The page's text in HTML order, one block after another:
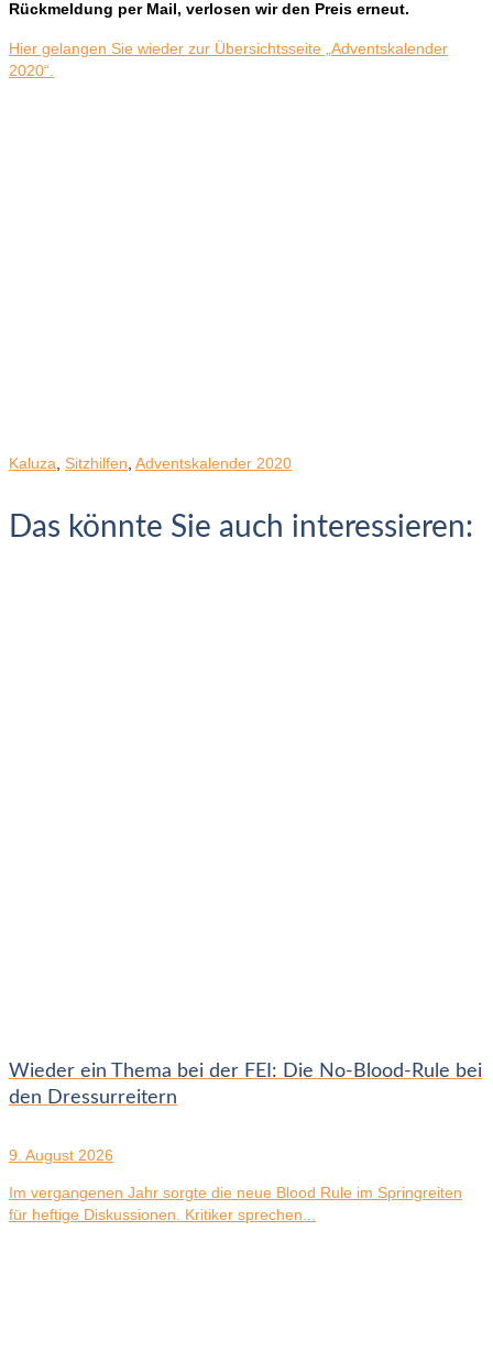
Rückmeldung per Mail, verlosen wir den Preis erneut.
Hier gelangen Sie wieder zur Übersichtsseite „Adventskalender
2020“.
Kaluza Sitzhilfen Adventskalender 2020
Das könnte Sie auch interessieren:
Wieder ein Thema bei der FEI: Die No-Blood-Rule bei
den Dressurreitern
9. August 2026
Im vergangenen Jahr sorgte die neue Blood Rule im Springreiten
für heftige Diskussionen. Kritiker sprechen...